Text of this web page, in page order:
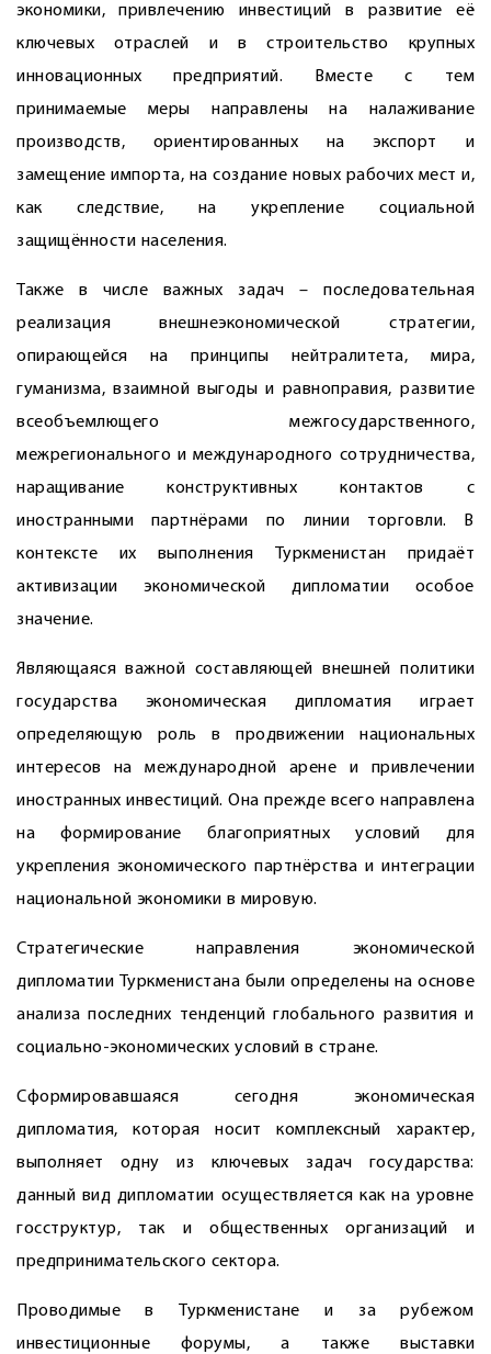
экономики, привлечению инвестиций в развитие её
ключевых отраслей и в строительство крупных
инновационных предприятий. Вместе с тем
принимаемые меры направлены на налаживание
производств, ориентированных на экспорт и
замещение импорта, на создание новых рабочих мест и,
как следствие, на укрепление социальной
защищённости населения.
Также в числе важных задач – последовательная
реализация внешнеэкономической стратегии,
опирающейся на принципы нейтралитета, мира,
гуманизма, взаимной выгоды и равноправия, развитие
всеобъемлющего межгосударственного,
межрегионального и международного сотрудничества,
наращивание конструктивных контактов с
иностранными партнёрами по линии торговли. В
контексте их выполнения Туркменистан придаёт
активизации экономической дипломатии особое
значение.
Являющаяся важной составляющей внешней политики
государства экономическая дипломатия играет
определяющую роль в продвижении национальных
интересов на международной арене и привлечении
иностранных инвестиций. Она прежде всего направлена
на формирование благоприятных условий для
укрепления экономического партнёрства и интеграции
национальной экономики в мировую.
Стратегические направления экономической
дипломатии Туркменистана были определены на основе
анализа последних тенденций глобального развития и
социально-экономических условий в стране.
Сформировавшаяся сегодня экономическая
дипломатия, которая носит комплексный характер,
выполняет одну из ключевых задач государства:
данный вид дипломатии осуществляется как на уровне
госструктур, так и общественных организаций и
предпринимательского сектора.
Проводимые в Туркменистане и за рубежом
инвестиционные форумы, а также выставки